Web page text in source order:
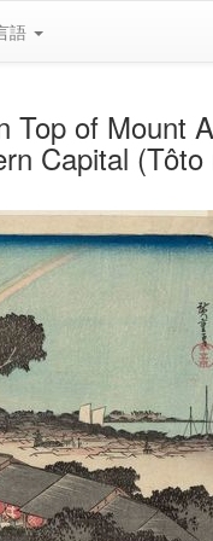
語
of Mount
Capital (Tôto